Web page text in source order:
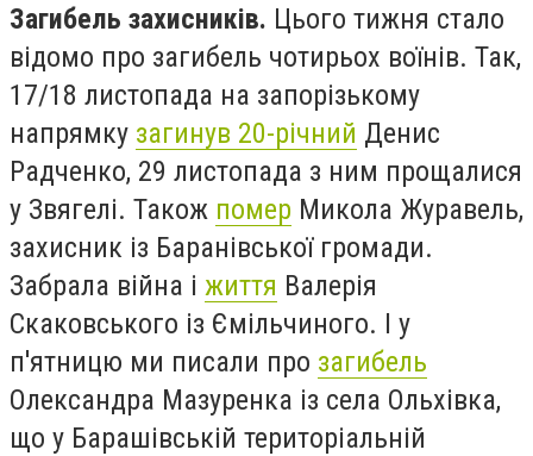
Загибель захисників. Цього тижня стало
відомо про загибель чотирьох воїнів. Так,
17/18 листопада на запорізькому
напрямку загинув 20-річний Денис
Радченко, 29 листопада з ним прощалися
у Звягелі. Також помер Микола Журавель,
захисник із Баранівської громади.
Забрала війна і життя Валерія
Скаковського із Ємільчиного. І у
п'ятницю ми писали про загибель
Олександра Мазуренка із села Ольхівка,
що у Барашівській територіальній